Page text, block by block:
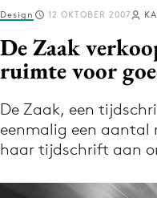
Log in
Volg het laatste
Design 12 OKTOBER 2007
De Zaak
ruimte voor
De Zaak, een
eenmalig een aantal
haar tijdschrift aan